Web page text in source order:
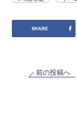
SHARE
前の投稿へ